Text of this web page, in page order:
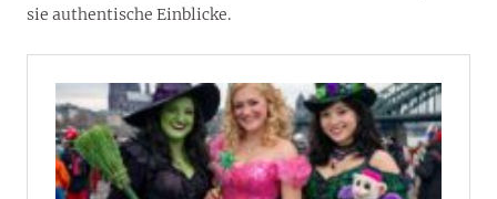
sie authentische Einblicke.